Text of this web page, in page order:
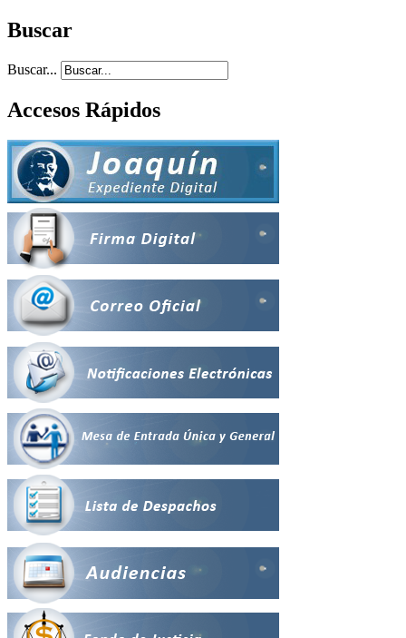
Buscar
Buscar...
Accesos Rápidos